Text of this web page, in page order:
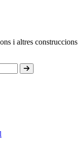
i altres construccions